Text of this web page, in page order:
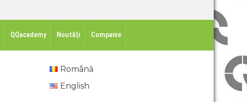
QQacademy Noutăți Companie
Română
English